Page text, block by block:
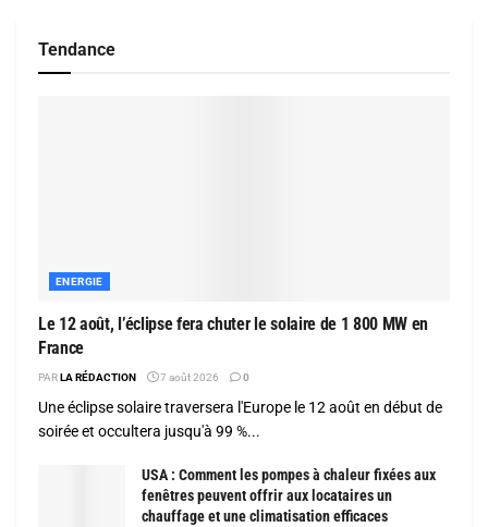
Tendance
ENERGIE
Le 12 août, l’éclipse fera chuter le solaire de 1 800 MW en
France
PARLA RÉDACTION 7 août 2026 0
Une éclipse solaire traversera l'Europe le 12 août en début de
soirée et occultera jusqu'à 99 %...
USA : Comment les pompes à chaleur fixées aux
fenêtres peuvent offrir aux locataires un
chauffage et une climatisation efficaces